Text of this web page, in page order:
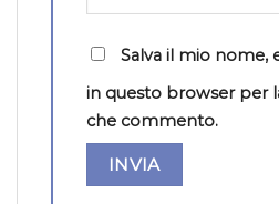
Salva il mio nome,
in questo browser per
che commento.